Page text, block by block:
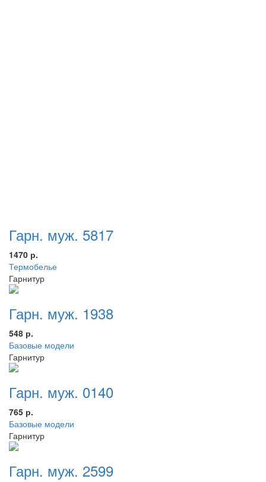
Гарн. муж. 5817
1470 р.
Термобелье
Гарнитур
Гарн. муж. 1938
548 р.
Базовые модели
Гарнитур
Гарн. муж. 0140
765 р.
Базовые модели
Гарнитур
Гарн. муж. 2599